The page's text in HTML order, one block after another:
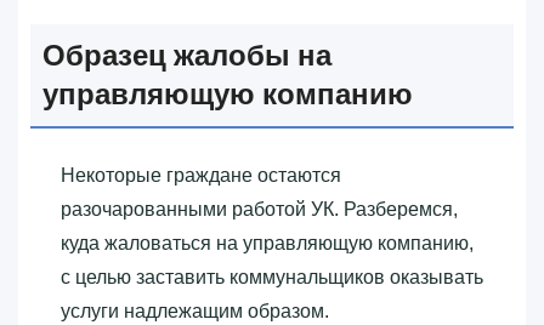
Образец жалобы на
управляющую компанию
Некоторые граждане остаются
разочарованными работой УК. Разберемся,
куда жаловаться на управляющую компанию,
с целью заставить коммунальщиков оказывать
услуги надлежащим образом.